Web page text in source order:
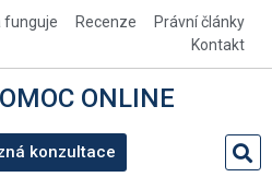
funguje Recenze
Právní články
Kontakt
ONLINE
konzultace